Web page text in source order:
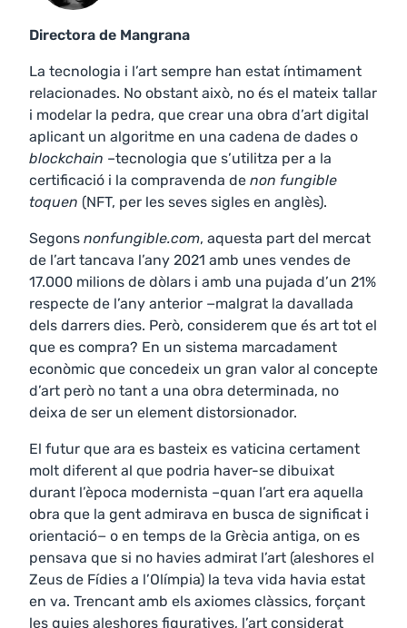
Directora de Mangrana
La tecnologia i l’art sempre han estat íntimament
relacionades. No obstant això, no és el mateix tallar
i modelar la pedra, que crear una obra d’art digital
aplicant un algoritme en una cadena de dades o
blockchain –tecnologia que s’utilitza per a la
certificació i la compravenda de non fungible
toquen (NFT, per les seves sigles en anglès).
Segons nonfungible.com, aquesta part del mercat
de l’art tancava l’any 2021 amb unes vendes de
17.000 milions de dòlars i amb una pujada d’un 21%
respecte de l’any anterior −malgrat la davallada
dels darrers dies. Però, considerem que és art tot el
que es compra? En un sistema marcadament
econòmic que concedeix un gran valor al concepte
d’art però no tant a una obra determinada, no
deixa de ser un element distorsionador.
El futur que ara es basteix es vaticina certament
molt diferent al que podria haver-se dibuixat
durant l’època modernista –quan l’art era aquella
obra que la gent admirava en busca de significat i
orientació− o en temps de la Grècia antiga, on es
pensava que si no havies admirat l’art (aleshores el
Zeus de Fídies a l’Olímpia) la teva vida havia estat
en va. Trencant amb els axiomes clàssics, forçant
les guies aleshores figuratives, l’art considerat